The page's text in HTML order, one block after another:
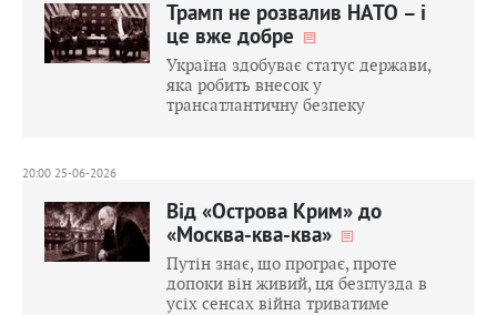
Трамп не розвалив НАТО – і
це вже добре
Україна здобуває статус держави,
яка робить внесок у
трансатлантичну безпеку
20:00 25-06-2026
Від «Острова Крим» до
«Москва-ква-ква»
Путін знає, що програє, проте
допоки він живий, ця безглузда в
усіх сенсах війна триватиме